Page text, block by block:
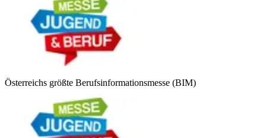
Österreichs größte Berufsinformationsmesse (BIM)